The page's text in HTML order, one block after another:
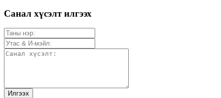
Санал хүсэлт илгээх